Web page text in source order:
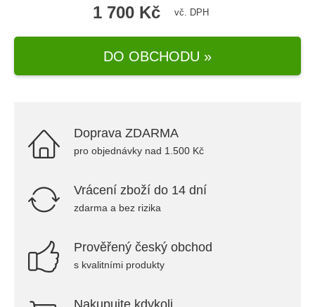
1 700 Kč vč. DPH
DO OBCHODU »
Doprava ZDARMA
pro objednávky nad 1.500 Kč
Vrácení zboží do 14 dní
zdarma a bez rizika
Prověřený český obchod
s kvalitními produkty
Nakupujte kdykoli